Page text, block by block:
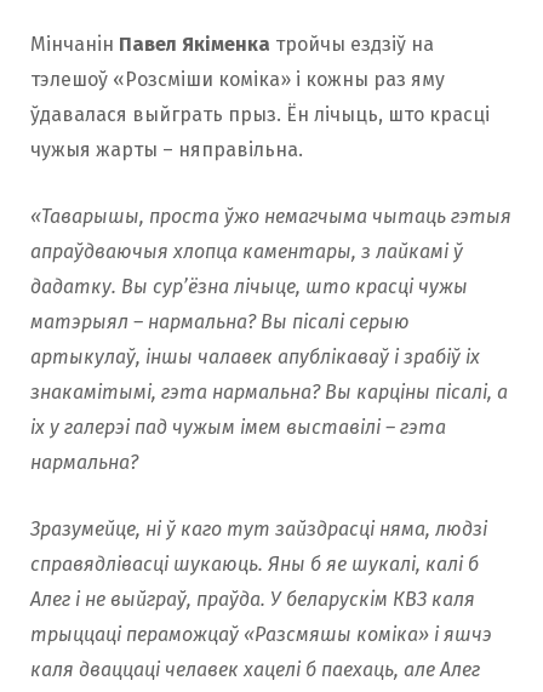
Мінчанiн Павел Якіменка тройчы ездзіў на
тэлешоў «Розсміши коміка» і кожны раз яму
ўдавалася выйграть прыз. Ён лічыць, што красці
чужыя жарты – няправільна.
«Таварышы, проста ўжо немагчыма чытаць гэтыя
апраўдваючыя хлопца каментары, з лайкамі ў
дадатку. Вы сур’ёзна лічыце, што красці чужы
матэрыял – нармальна? Вы пісалі серыю
артыкулаў, іншы чалавек апублікаваў і зрабіў іх
знакамітымі, гэта нармальна? Вы карціны пісалі, а
іх у галерэі пад чужым імем выставілі – гэта
нармальна?
Зразумейце, ні ў каго тут зайздрасці няма, людзі
справядлівасці шукаюць. Яны б яе шукалі, калі б
Алег і не выйграў, праўда. У беларускiм КВЗ каля
трыццаці пераможцаў «Разсмяшы коміка» і яшчэ
каля дваццаці челавек хацелі б паехаць, але Алег